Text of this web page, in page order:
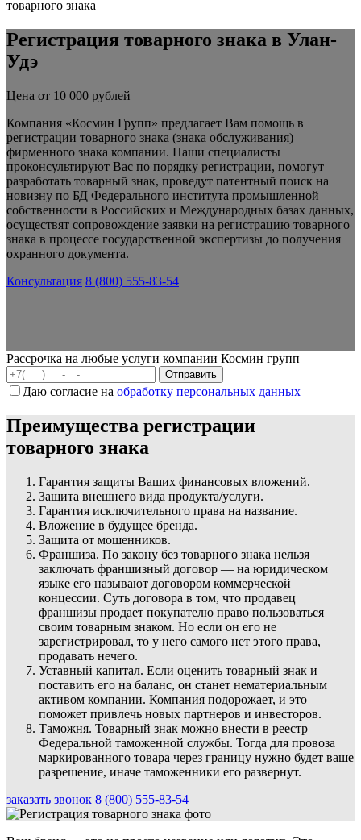
товарного знака
Регистрация товарного знака в Улан-
Удэ
Цена от 10 000 рублей
Компания «Космин Групп» предлагает Вам помощь в
регистрации товарного знака (знака обслуживания) –
фирменного знака компании. Наши специалисты
проконсультируют Вас по порядку регистрации, помогут
разработать товарный знак, проведут патентный поиск на
новизну по БД Федерального института промышленной
собственности в Российских и Международных базах данных,
осуществят сопровождение заявки на регистрацию товарного
знака в процессе государственной экспертизы до получения
охранного документа.
Консультация 8 (800) 555-83-54
Рассрочка на любые услуги компании Космин групп
Даю согласие на обработку персональных данных
Преимущества регистрации
товарного знака
Гарантия защиты Ваших финансовых вложений.
Защита внешнего вида продукта/услуги.
Гарантия исключительного права на название.
Вложение в будущее бренда.
Защита от мошенников.
Франшиза. По закону без товарного знака нельзя
заключать франшизный договор — на юридическом
языке его называют договором коммерческой
концессии. Суть договора в том, что продавец
франшизы продает покупателю право пользоваться
своим товарным знаком. Но если он его не
зарегистрировал, то у него самого нет этого права,
продавать нечего.
Уставный капитал. Если оценить товарный знак и
поставить его на баланс, он станет нематериальным
активом компании. Компания подорожает, и это
поможет привлечь новых партнеров и инвесторов.
Таможня. Товарный знак можно внести в реестр
Федеральной таможенной службы. Тогда для провоза
маркированного товара через границу нужно будет ваше
разрешение, иначе таможенники его развернут.
заказать звонок 8 (800) 555-83-54